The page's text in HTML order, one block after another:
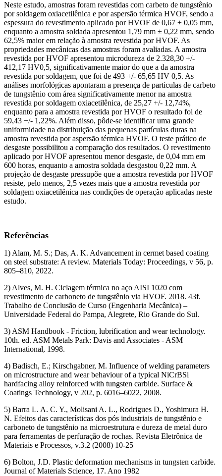
Neste estudo, amostras foram revestidas com carbeto de tungstênio
por soldagem oxiacetilênica e por aspersão térmica HVOF, sendo a
espessura do revestimento aplicado por HVOF de 0,67 ± 0,05 mm,
enquanto a amostra soldada apresentou 1,79 mm ± 0,22 mm, sendo
62,5% maior em relação à amostra revestida por HVOF. As
propriedades mecânicas das amostras foram avaliadas. A amostra
revestida por HVOF apresentou microdureza de 2.328,30 +/-
412,17 HV0,5, significativamente maior do que a da amostra
revestida por soldagem, que foi de 493 +/- 65,65 HV 0,5. As
análises morfológicas apontaram a presença de partículas de carbeto
de tungstênio com área significativamente menor na amostra
revestida por soldagem oxiacetilênica, de 25,27 +/- 12,74%,
enquanto para a amostra revestida por HVOF o resultado foi de
59,43 +/- 1,22%. Além disso, pôde-se identificar uma grande
uniformidade na distribuição das pequenas partículas duras na
amostra revestida por aspersão térmica HVOF. O teste prático de
desgaste possibilitou a comparação dos resultados. O revestimento
aplicado por HVOF apresentou menor desgaste, de 0,04 mm em
600 horas, enquanto a amostra soldada desgastou 0,22 mm. A
projeção de desgaste pressupõe que a amostra revestida por HVOF
resiste, pelo menos, 2,5 vezes mais que a amostra revestida por
soldagem oxiacetilênica nas condições de operação aplicadas neste
estudo.
Referências
1) Alam, M. S.; Das, A. K. Advancement in cermet based coating
on steel substrate: A review. Materials Today: Proceedings, v 56, p.
805–810, 2022.
2) Alves, M. H. Ciclagem térmica no aço AISI 1020 com
revestimento de carboneto de tungstênio via HVOF. 2018. 43f.
Trabalho de Conclusão de Curso (Engenharia Mecânica) –
Universidade Federal do Pampa, Alegrete, Rio Grande do Sul.
3) ASM Handbook - Friction, lubrification and wear technology.
10th. ed. ASM Metals Park: Davis and Associates - ASM
International, 1998.
4) Badisch, E.; Kirschgabner, M. Influence of welding parameters
on microstructure and wear behaviour of a typical NiCrBSi
hardfacing alloy reinforced with tungsten carbide. Surface &
Coatings Technology, v 202, p. 6016–6022, 2008.
5) Barra L. A. C. Y., Molisani A. L., Rodrigues D., Yoshimura H.
N. Efeitos das características dos pós industriais de tungstênio e
carboneto de tungstênio na microestrutura e dureza de metal duro
para ferramentas de perfuração de rochas. Revista Eletrônica de
Materiais e Processos, v.3.2 (2008) 10-25
6) Bolton, J.D. Plastic deformation mechanisms in tungsten carbide.
Journal of Materials Science, 17. Ano 1982